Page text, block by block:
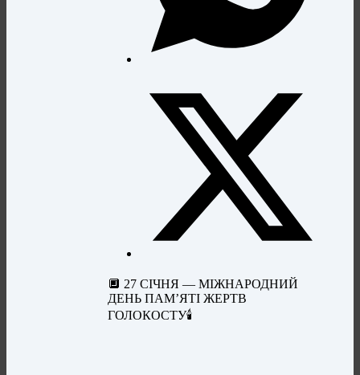
🔲 27 СІЧНЯ — МІЖНАРОДНИЙ
ДЕНЬ ПАМ’ЯТІ ЖЕРТВ
ГОЛОКОСТУ🕯️